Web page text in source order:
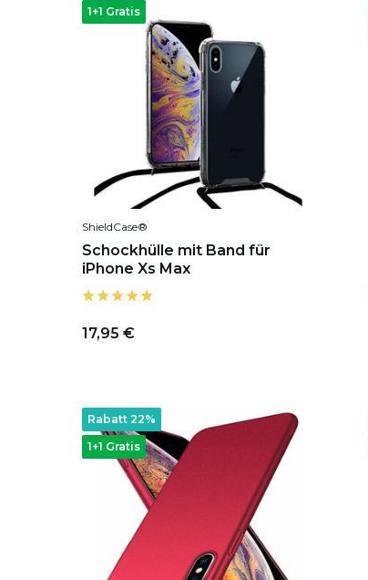
1+1 Gratis
ShieldCase®
Schockhülle mit Band für
iPhone Xs Max
17,95 €
1+1 Gratis
Rabatt 22%